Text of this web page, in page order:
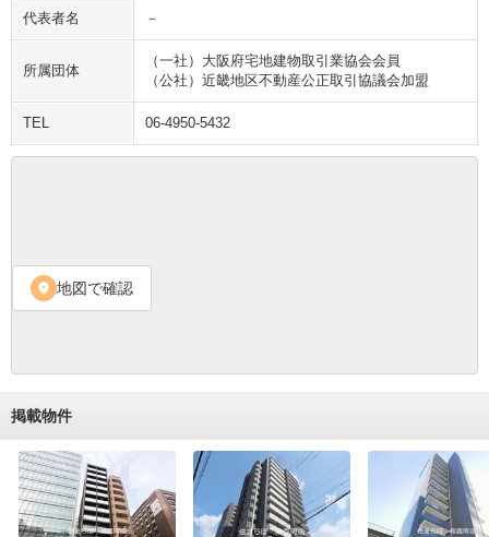
代表者名 －
所属団体
（一社）大阪府宅地建物取引業協会会員
（公社）近畿地区不動産公正取引協議会加盟
TEL 06-4950-5432
location_on 地図で確認
掲載物件